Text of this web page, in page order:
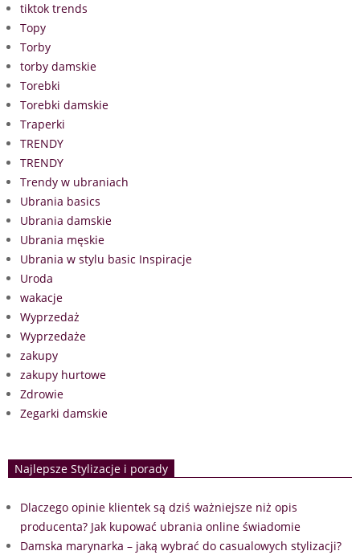
tiktok trends
Topy
Torby
torby damskie
Torebki
Torebki damskie
Traperki
TRENDY
TRENDY
Trendy w ubraniach
Ubrania basics
Ubrania damskie
Ubrania męskie
Ubrania w stylu basic Inspiracje
Uroda
wakacje
Wyprzedaż
Wyprzedaże
zakupy
zakupy hurtowe
Zdrowie
Zegarki damskie
Najlepsze Stylizacje i porady
Dlaczego opinie klientek są dziś ważniejsze niż opis
producenta? Jak kupować ubrania online świadomie
Damska marynarka – jaką wybrać do casualowych stylizacji?